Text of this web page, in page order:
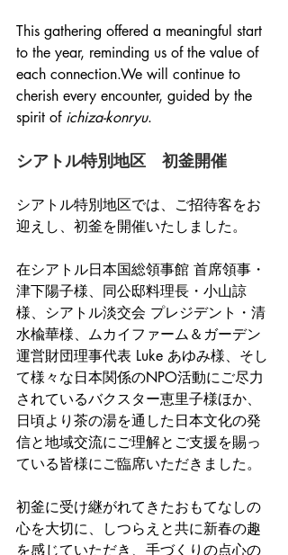
This gathering offered a meaningful start
to the year, reminding us of the value of
each connection.We will continue to
cherish every encounter, guided by the
spirit of ichiza-konryu.
シアトル特別地区　初釜開催
シアトル特別地区では、ご招待客をお
迎えし、初釜を開催いたしました。
在シアトル日本国総領事館 首席領事・
津下陽子様、同公邸料理長・小山諒
様、シアトル淡交会 プレジデント・清
水楡華様、ムカイファーム＆ガーデン
運営財団理事代表 Luke あゆみ様、そし
て様々な日本関係のNPO活動にご尽力
されているバクスター恵里子様ほか、
日頃より茶の湯を通した日本文化の発
信と地域交流にご理解とご支援を賜っ
ている皆様にご臨席いただきました。
初釜に受け継がれてきたおもてなしの
心を大切に、しつらえと共に新春の趣
を感じていただき、手づくりの点心の